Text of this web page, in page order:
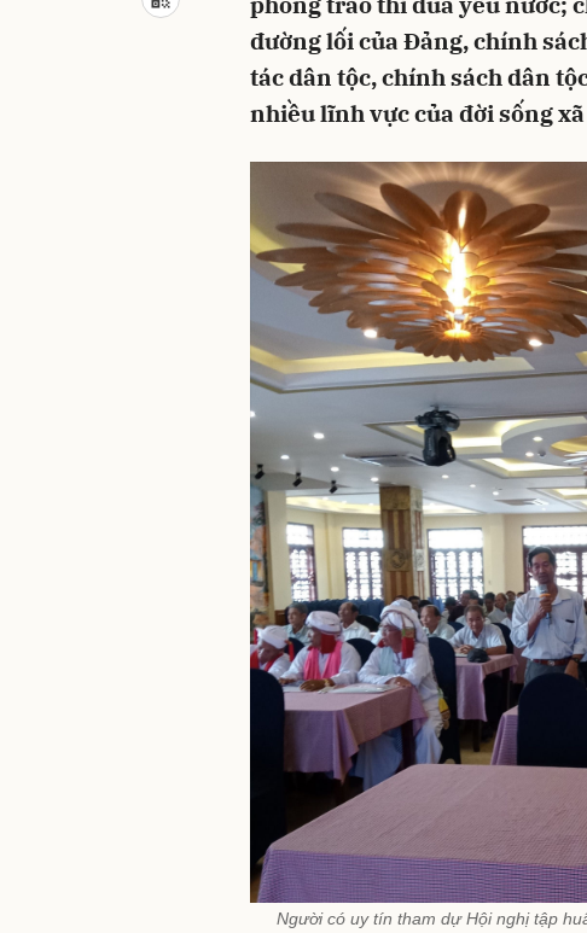
đường lối của Đảng, chính
tác dân tộc, chính sách dân
nhiều lĩnh vực của đời sống
Người có uy tín tham dự Hội nghị tập